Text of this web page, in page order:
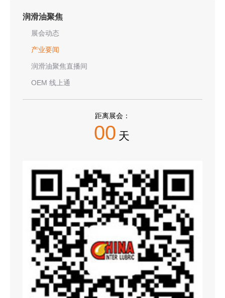
润滑油聚焦
展会动态
产业要闻
润滑油聚焦直播间
OEM 线上通
距离展会：
00 天